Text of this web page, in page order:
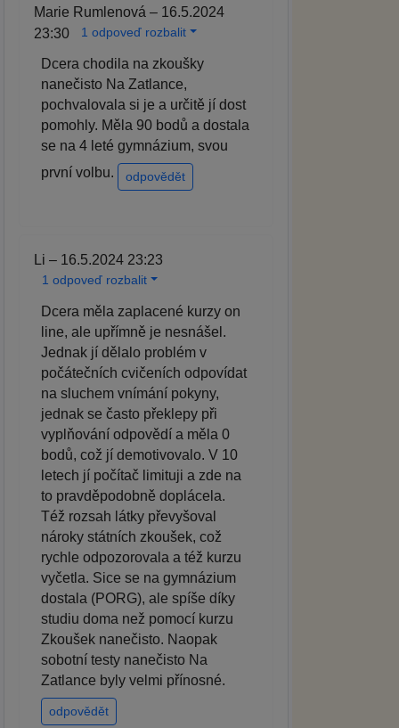
Marie Rumlenová – 16.5.2024
23:30
1 odpoveď rozbalit
Dcera chodila na zkoušky
nanečisto Na Zatlance,
pochvalovala si je a určitě jí dost
pomohly. Měla 90 bodů a dostala
se na 4 leté gymnázium, svou
první volbu.
odpovědět
Li – 16.5.2024 23:23
1 odpoveď rozbalit
Dcera měla zaplacené kurzy on
line, ale upřímně je nesnášel.
Jednak jí dělalo problém v
počátečních cvičeních odpovídat
na sluchem vnímání pokyny,
jednak se často překlepy při
vyplňování odpovědí a měla 0
bodů, což jí demotivovalo. V 10
letech jí počítač limituji a zde na
to pravděpodobně doplácela.
Též rozsah látky převyšoval
nároky státních zkoušek, což
rychle odpozorovala a též kurzu
vyčetla. Sice se na gymnázium
dostala (PORG), ale spíše díky
studiu doma než pomocí kurzu
Zkoušek nanečisto. Naopak
sobotní testy nanečisto Na
Zatlance byly velmi přínosné.
odpovědět